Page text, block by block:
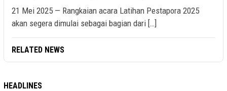
21 Mei 2025 — Rangkaian acara Latihan Pestapora 2025
akan segera dimulai sebagai bagian dari […]
RELATED NEWS
HEADLINES